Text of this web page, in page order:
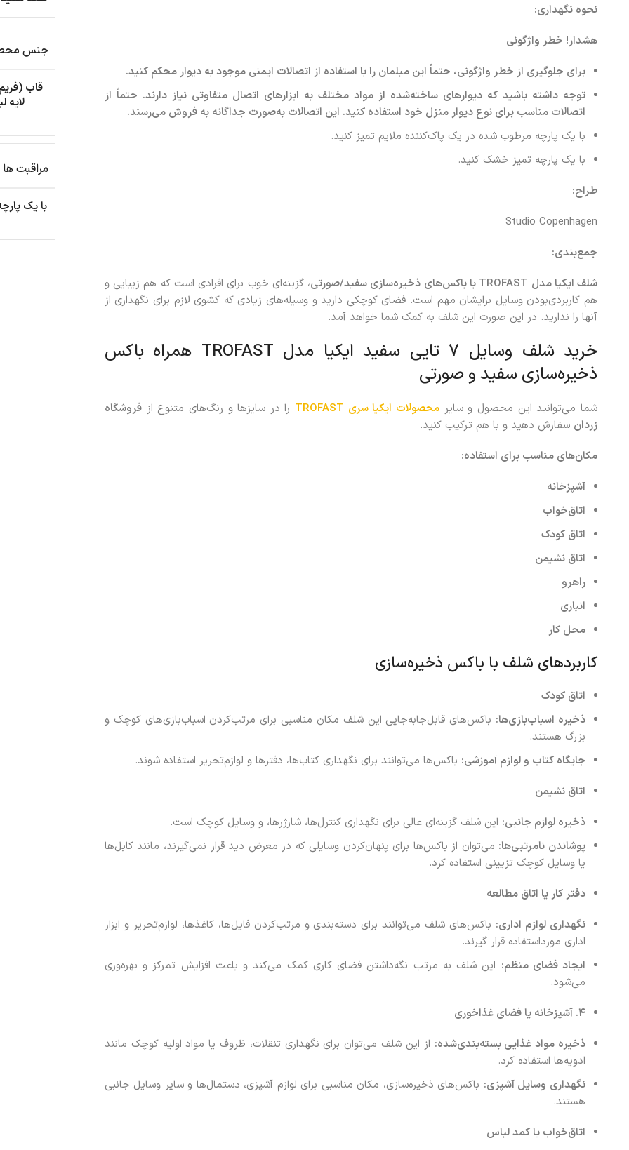
نحوه نگهداری:
هشدار! خطر واژگونی
برای جلوگیری از خطر واژگونی، حتماً این مبلمان را با استفاده از اتصالات ایمنی موجود به دیوار محکم کنید.
توجه داشته باشید که دیوارهای ساخته‌شده از مواد مختلف به ابزارهای اتصال متفاوتی نیاز دارند. حتماً از
اتصالات مناسب برای نوع دیوار منزل خود استفاده کنید. این اتصالات به‌صورت جداگانه به فروش می‌رسند.
با یک پارچه مرطوب شده در یک پاک‌کننده ملایم تمیز کنید.
با یک پارچه تمیز خشک کنید.
طراح:
Studio Copenhagen
جمع‌بندی:
شلف ایکیا مدل
با باکس‌های ذخیره‌سازی سفید/صورتی، گزینه‌ای خوب برای افرادی است که هم زیبایی و
هم کاربردی‌بودن وسایل برایشان مهم است. فضای کوچکی دارید و وسیله‌های زیادی که کشوی لازم برای نگهداری از
آنها را ندارید. در این صورت این شلف به کمک شما خواهد آمد.
خرید شلف وسایل 7 تایی سفید ایکیا مدل TROFAST همراه باکس
ذخیره‌سازی سفید و صورتی
شما می‌توانید این محصول و سایر محصولات ایکیا سری TROFAST را در سایزها و رنگ‌های متنوع ازفروشگاه
زردان سفارش دهید و با هم ترکیب کنید.
مکان‌های مناسب برای استفاده:
آشپزخانه
اتاق‌خواب
اتاق کودک
اتاق نشیمن
راهرو
انباری
محل کار
کاربردهای شلف با باکس ذخیره‌سازی
اتاق کودک
ذخیره اسباب‌بازی‌ها: باکس‌های قابل‌جابه‌جایی این شلف مکان مناسبی برای مرتب‌کردن اسباب‌بازی‌های کوچک و
بزرگ هستند.
جایگاه کتاب و لوازم آموزشی: باکس‌ها می‌توانند برای نگهداری کتاب‌ها، دفترها و لوازم‌تحریر استفاده شوند.
اتاق نشیمن
ذخیره لوازم جانبی: این شلف گزینه‌ای عالی برای نگهداری کنترل‌ها، شارژرها، و وسایل کوچک است.
پوشاندن نامرتبی‌ها: می‌توان از باکس‌ها برای پنهان‌کردن وسایلی که در معرض دید قرار نمی‌گیرند، مانند کابل‌ها
یا وسایل کوچک تزیینی استفاده کرد.
دفتر کار یا اتاق مطالعه
نگهداری لوازم اداری: باکس‌های شلف می‌توانند برای دسته‌بندی و مرتب‌کردن فایل‌ها، کاغذها، لوازم‌تحریر و ابزار
اداری مورداستفاده قرار گیرند.
ایجاد فضای منظم: این شلف به مرتب نگه‌داشتن فضای کاری کمک می‌کند و باعث افزایش تمرکز و بهره‌وری
می‌شود.
۴. آشپزخانه یا فضای غذاخوری
ذخیره مواد غذایی بسته‌بندی‌شده: از این شلف می‌توان برای نگهداری تنقلات، ظروف یا مواد اولیه کوچک مانند
ادویه‌ها استفاده کرد.
نگهداری وسایل آشپزی: باکس‌های ذخیره‌سازی، مکان مناسبی برای لوازم آشپزی، دستمال‌ها و سایر وسایل جانبی
هستند.
اتاق‌خواب یا کمد لباس
جنس
قاب
لایه
مراقبت ها
با یک